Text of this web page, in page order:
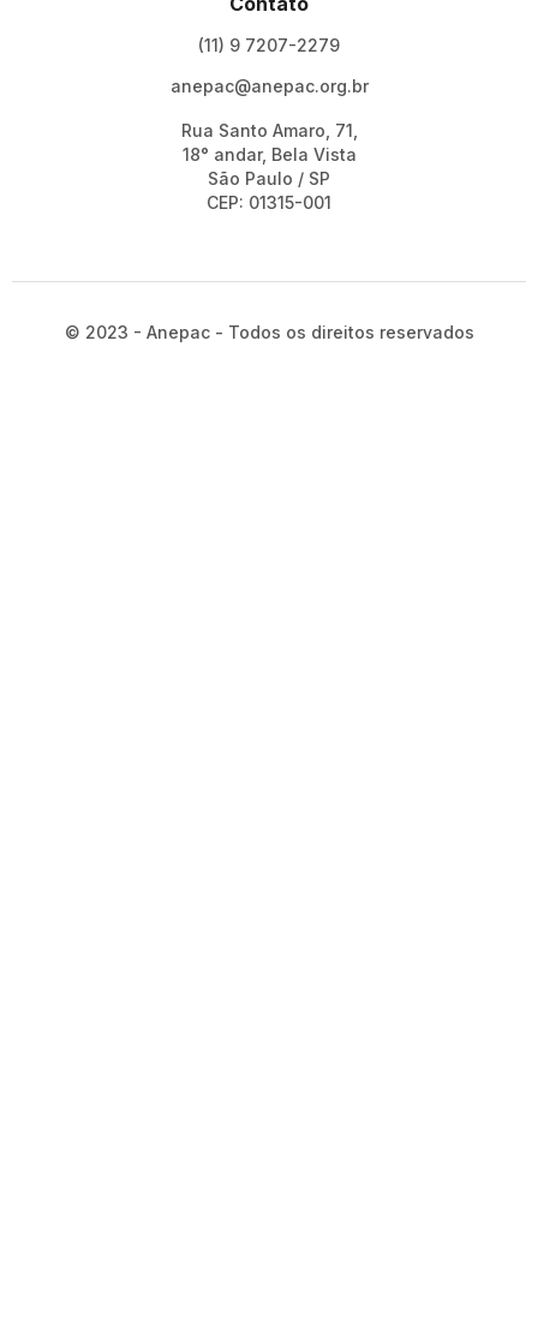
(11) 9 7207-2279
anepac@anepac.org.br
Rua Santo Amaro, 71,
18° andar, Bela Vista
São Paulo / SP
CEP: 01315-001
© 2023 - Anepac - Todos os direitos reservados